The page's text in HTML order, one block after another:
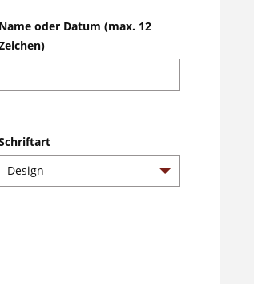
Name oder Datum (max. 12